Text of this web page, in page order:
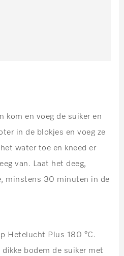
kom en voeg de suiker en
in de blokjes en voeg ze
water toe en kneed er
van. Laat het deeg,
minstens 30 minuten in de
Hetelucht Plus 180 °C.
bodem de suiker met